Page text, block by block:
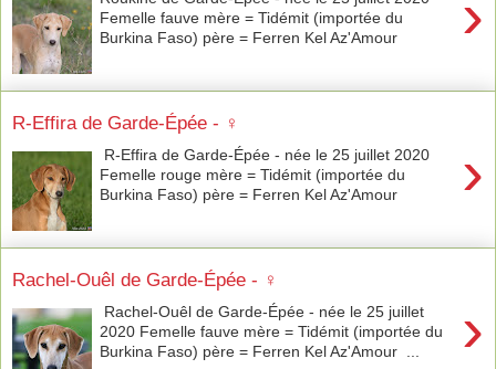
›
Femelle fauve mère = Tidémit (importée du
Burkina Faso) père = Ferren Kel Az'Amour
R-Effira de Garde-Épée - ♀︎
›
R-Effira de Garde-Épée - née le 25 juillet 2020
Femelle rouge mère = Tidémit (importée du
Burkina Faso) père = Ferren Kel Az'Amour
Rachel-Ouêl de Garde-Épée - ♀︎
›
Rachel-Ouêl de Garde-Épée - née le 25 juillet
2020 Femelle fauve mère = Tidémit (importée du
Burkina Faso) père = Ferren Kel Az'Amour ...